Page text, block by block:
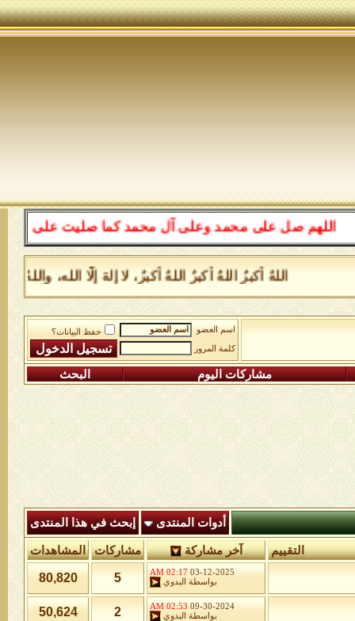
اللهم صل على محمد وعلى آل محمد كما صليت على إبراهيم
اللهُ أكبرُ اللهُ أكبرُ اللهُ أكبرُ، لا إلهَ إلَّا الله،
اسم العضو
حفظ البيانات؟
كلمة المرور
مشاركات اليوم البحث
أدوات المنتدى إبحث في هذا المنتدى
التقييم آخر مشاركة مشاركات المشاهدات
03-12-2025
02:17 AM
بواسطة
البدوي 5
80,820
09-30-2024
02:53 AM
بواسطة
البدوي 2
50,624